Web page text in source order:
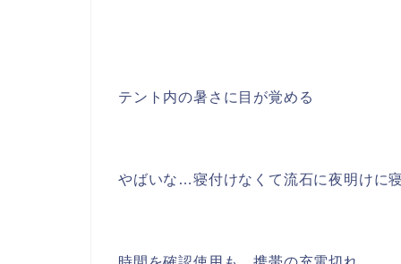
テント内の暑さに目が覚める
やばいな…寝付けなくて流石に夜明けに